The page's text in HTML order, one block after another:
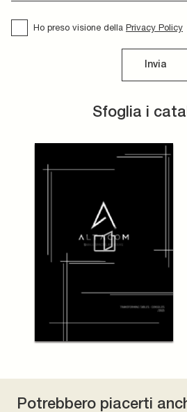
Sfoglia i
Ho preso visione della Privacy Policy
Invia
Potrebbero piacerti